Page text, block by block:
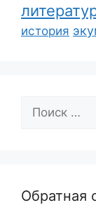
история
Обратная